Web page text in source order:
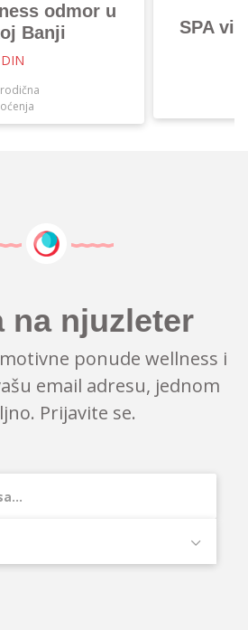
odmor u
Banji
DIN
SPA
na njuzleter
ponude wellness i
email adresu, jednom
Prijavite se.